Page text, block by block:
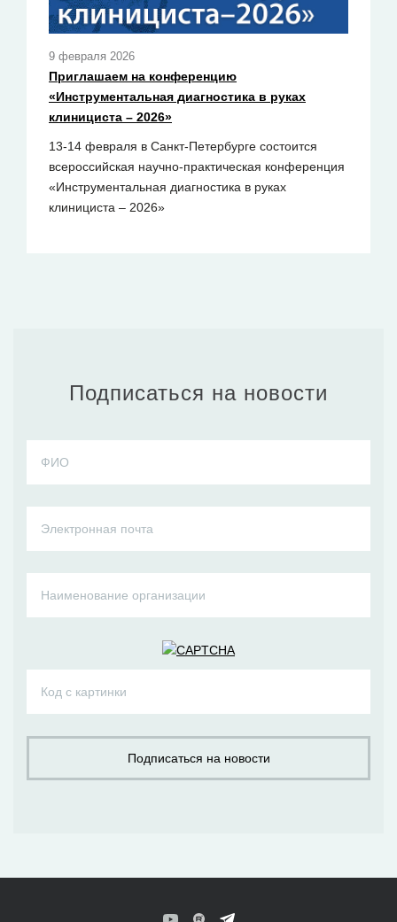
9 февраля 2026
Приглашаем на конференцию
«Инструментальная диагностика в руках
клинициста – 2026»
13-14 февраля в Санкт-Петербурге состоится
всероссийская научно-практическая конференция
«Инструментальная диагностика в руках
клинициста – 2026»
Подписаться на новости